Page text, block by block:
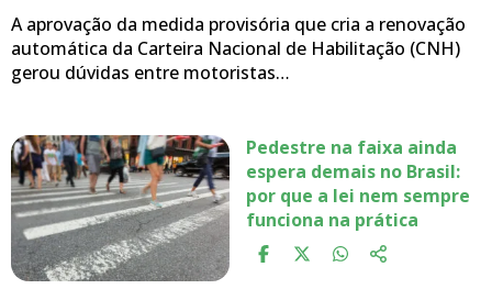
A aprovação da medida provisória que cria a renovação
automática da Carteira Nacional de Habilitação (CNH)
gerou dúvidas entre motoristas…
Pedestre na faixa ainda
espera demais no Brasil:
por que a lei nem sempre
funciona na prática